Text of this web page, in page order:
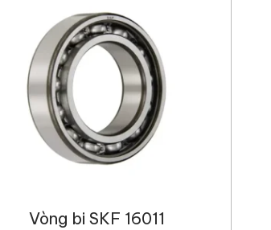
Vòng bi SKF 16011